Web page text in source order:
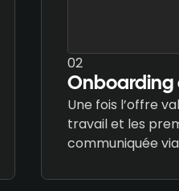
02
Onboarding
Une fois l’offre
travail et les
communiquée